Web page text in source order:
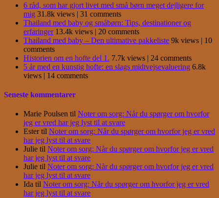
6 råd, som har gjort livet med små børn meget dejligere for
mig 31.8k views | 31 comments
Thailand med baby og småbørn: Tips, destinationer og
erfaringer 13.4k views | 20 comments
Thailand med baby – Den ultimative pakkeliste 9k views | 10
comments
Historien om en hofte del 1. 7.7k views | 24 comments
5 år med en kunstig hofte: en slags midtvejsevaluering 6.8k
views | 14 comments
Seneste kommentarer
Marie Poulsen til Noter om sorg: Når du spørger om hvorfor
jeg er vred har jeg lyst til at svare
Estertil Noter om sorg: Når du spørger om hvorfor jeg er vred
har jeg lyst til at svare
Julie til Noter om sorg: Når du spørger om hvorfor jeg er vred
har jeg lyst til at svare
Julie til Noter om sorg: Når du spørger om hvorfor jeg er vred
har jeg lyst til at svare
Ida til Noter om sorg: Når du spørger om hvorfor jeg er vred
har jeg lyst til at svare